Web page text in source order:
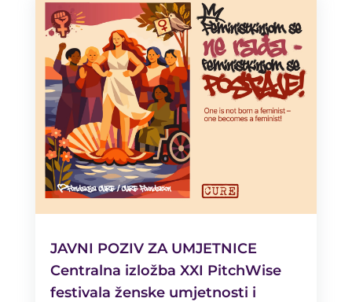
JAVNI POZIV ZA UMJETNICE
Centralna izložba XXI PitchWise
festivala ženske umjetnosti i